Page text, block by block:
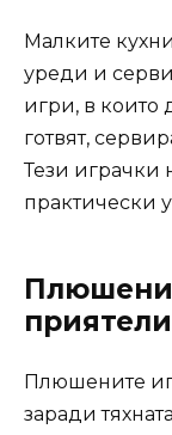
Малките
уреди и
игри, в които
готвят,
Тези играчки
практически
Плюшени
приятели
Плюшените
заради